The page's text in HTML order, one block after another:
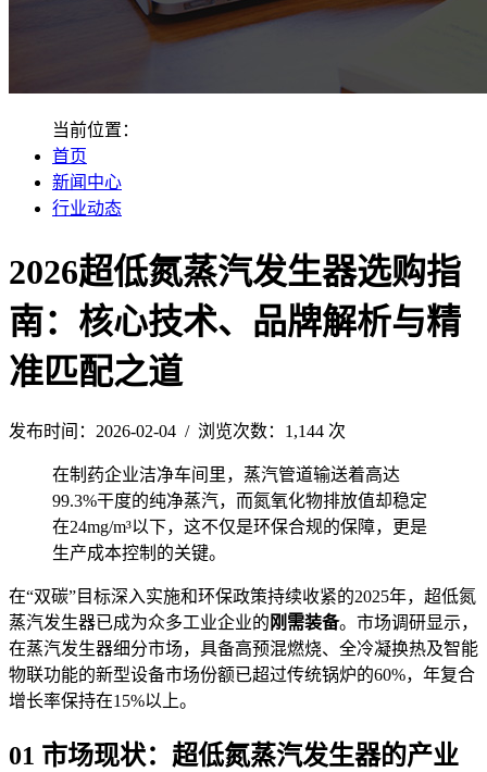
当前位置：
首页
新闻中心
行业动态
2026超低氮蒸汽发生器选购指
南：核心技术、品牌解析与精
准匹配之道
发布时间：2026-02-04 / 浏览次数：1,144 次
在制药企业洁净车间里，蒸汽管道输送着高达
99.3%干度的纯净蒸汽，而氮氧化物排放值却稳定
在24mg/m³以下，这不仅是环保合规的保障，更是
生产成本控制的关键。
在“双碳”目标深入实施和环保政策持续收紧的2025年，超低氮
蒸汽发生器已成为众多工业企业的 刚需装备。市场调研显示，
在蒸汽发生器细分市场，具备高预混燃烧、全冷凝换热及智能
物联功能的新型设备市场份额已超过传统锅炉的60%，年复合
增长率保持在15%以上。
01 市场现状：超低氮蒸汽发生器的产业